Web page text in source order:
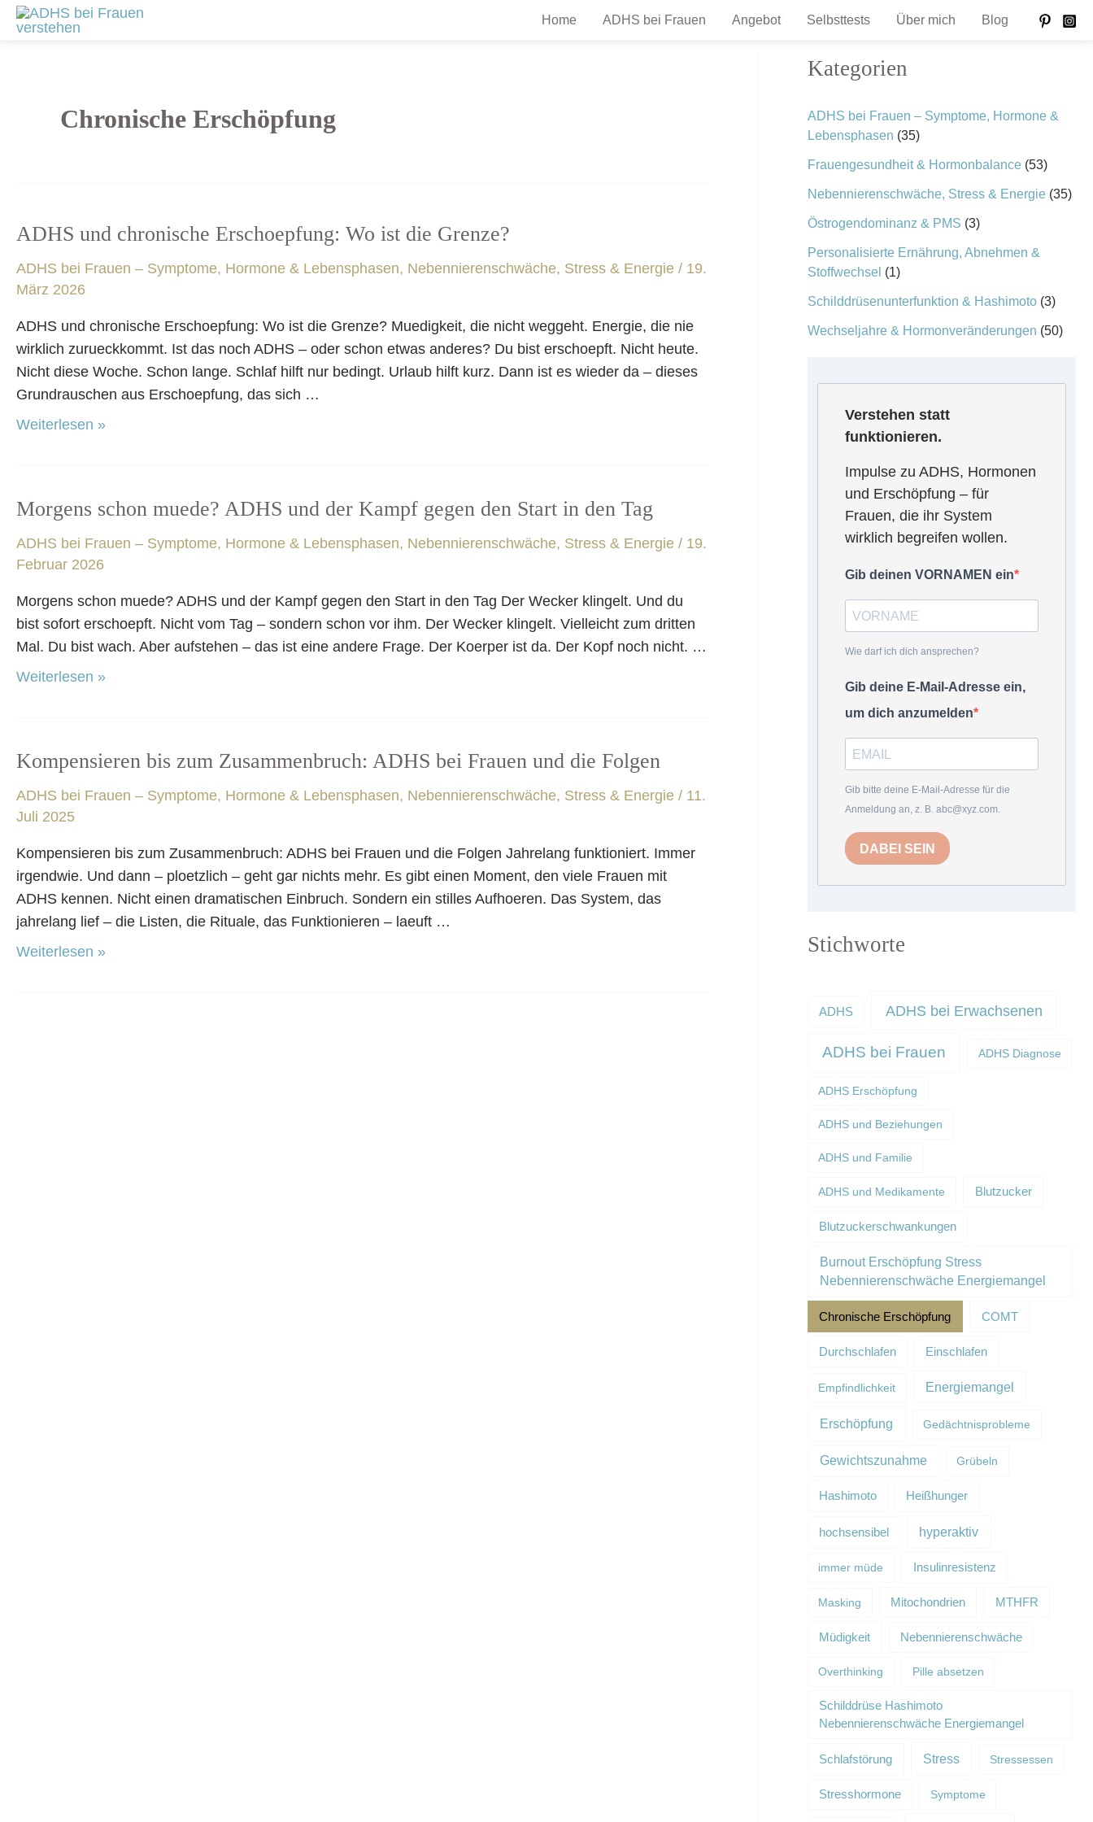
Zum
Inhalt
Home ADHS bei Frauen Angebot Selbsttests Über mich Blog
Chronische Erschöpfung
ADHS und chronische Erschoepfung: Wo ist die Grenze?
ADHS bei Frauen – Symptome, Hormone & Lebensphasen, Nebennierenschwäche, Stress & Energie / 19.
März 2026
ADHS und chronische Erschoepfung: Wo ist die Grenze? Muedigkeit, die nicht weggeht. Energie, die nie
wirklich zurueckkommt. Ist das noch ADHS – oder schon etwas anderes? Du bist erschoepft. Nicht heute.
Nicht diese Woche. Schon lange. Schlaf hilft nur bedingt. Urlaub hilft kurz. Dann ist es wieder da – dieses
Grundrauschen aus Erschoepfung, das sich …
ADHS
chronische
Erschoepfung:
Wo
ist
die
Grenze?
Weiterlesen »
Morgens schon muede? ADHS und der Kampf gegen den Start in den Tag
ADHS bei Frauen – Symptome, Hormone & Lebensphasen, Nebennierenschwäche, Stress & Energie / 19.
Februar 2026
Morgens schon muede? ADHS und der Kampf gegen den Start in den Tag Der Wecker klingelt. Und du
bist sofort erschoepft. Nicht vom Tag – sondern schon vor ihm. Der Wecker klingelt. Vielleicht zum dritten
Mal. Du bist wach. Aber aufstehen – das ist eine andere Frage. Der Koerper ist da. Der Kopf noch nicht. …
Morgens
muede?
ADHS
und
der
Kampf
den
Weiterlesen »
Kompensieren bis zum Zusammenbruch: ADHS bei Frauen und die Folgen
ADHS bei Frauen – Symptome, Hormone & Lebensphasen, Nebennierenschwäche, Stress & Energie / 11.
Juli 2025
Kompensieren bis zum Zusammenbruch: ADHS bei Frauen und die Folgen Jahrelang funktioniert. Immer
irgendwie. Und dann – ploetzlich – geht gar nichts mehr. Es gibt einen Moment, den viele Frauen mit
ADHS kennen. Nicht einen dramatischen Einbruch. Sondern ein stilles Aufhoeren. Das System, das
jahrelang lief – die Listen, die Rituale, das Funktionieren – laeuft …
Kompensieren
zum
Zusammenbruch:
ADHS
bei
Frauen
und
Weiterlesen »
Kategorien
ADHS bei Frauen – Symptome, Hormone &
Lebensphasen (35)
Frauengesundheit & Hormonbalance(53)
Nebennierenschwäche, Stress & Energie(35)
Östrogendominanz & PMS (3)
Personalisierte Ernährung, Abnehmen &
Stoffwechsel (1)
Schilddrüsenunterfunktion & Hashimoto(3)
Wechseljahre & Hormonveränderungen (50)
Verstehen statt
funktionieren.
Impulse zu ADHS, Hormonen
und Erschöpfung – für
Frauen, die ihr System
wirklich begreifen wollen.
Gib deinen VORNAMEN ein
Wie darf ich dich ansprechen?
Gib deine E-Mail-Adresse ein,
um dich anzumelden
Gib bitte deine E-Mail-Adresse für die
Anmeldung an, z. B. abc@xyz.com.
DABEI SEIN
Stichworte
ADHS ADHS bei Erwachsenen
ADHS bei Frauen ADHS Diagnose
ADHS Erschöpfung
ADHS und Beziehungen
ADHS und Familie
ADHS und Medikamente Blutzucker
Blutzuckerschwankungen
Burnout Erschöpfung Stress
Nebennierenschwäche Energiemangel
Chronische Erschöpfung COMT
Durchschlafen Einschlafen
Empfindlichkeit Energiemangel
Erschöpfung Gedächtnisprobleme
Gewichtszunahme Grübeln
Hashimoto Heißhunger
hochsensibel hyperaktiv
immer müde Insulinresistenz
Masking Mitochondrien MTHFR
Müdigkeit Nebennierenschwäche
Overthinking Pille absetzen
Schilddrüse Hashimoto
Nebennierenschwäche Energiemangel
Schlafstörung Stress Stressessen
Stresshormone Symptome